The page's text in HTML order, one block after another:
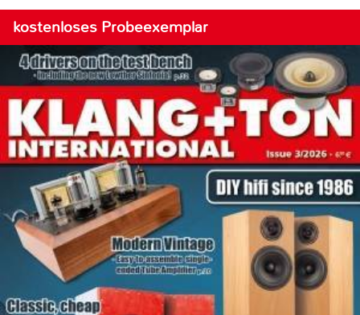
kostenloses Probeexemplar